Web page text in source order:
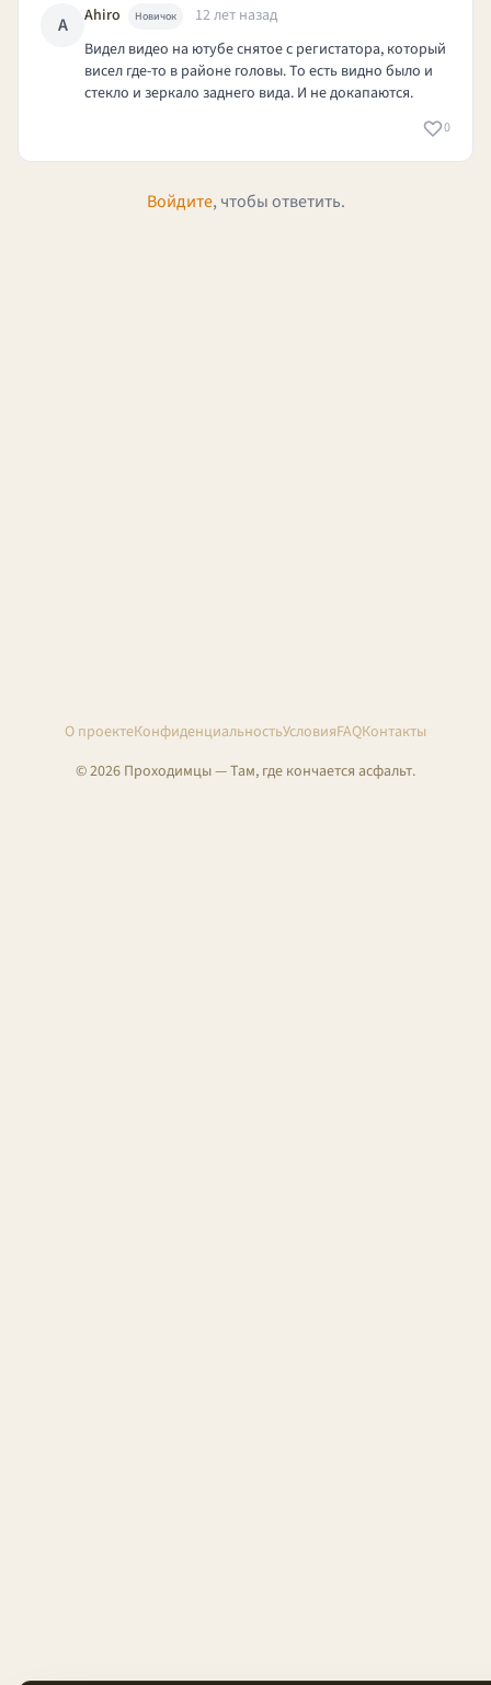
A Ahiro Новичок
12 лет назад
Видел видео на ютубе снятое с регистатора, который
висел где-то в районе головы. То есть видно было и
стекло и зеркало заднего вида. И не докапаются.
0
Войдите, чтобы ответить.
О проектеКонфиденциальностьУсловияFAQКонтакты
© 2026 Проходимцы — Там, где кончается асфальт.